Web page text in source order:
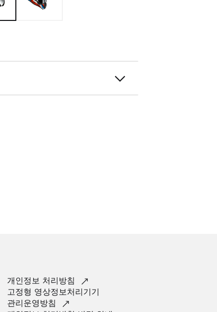
개인정보 처리방침
고정형 영상정보처리기기
관리운영방침